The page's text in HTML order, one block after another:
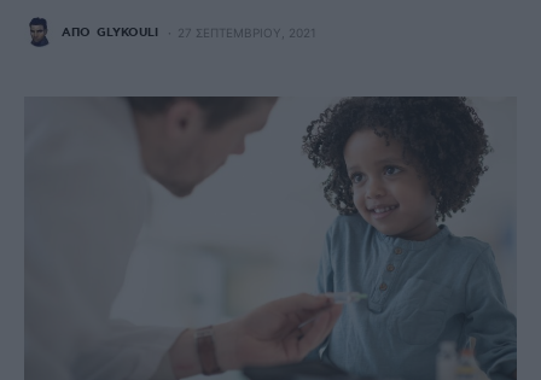
ΑΠΌ GLYKOULI 27 ΣΕΠΤΕΜΒΡΊΟΥ, 2021